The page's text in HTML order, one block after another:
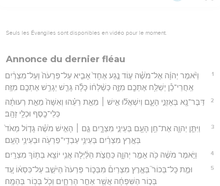
Seuls les Évangiles sont disponibles en vidéo pour le moment.
Annonce du dernier fléau
1
וַיֹּ֨אמֶר יְהוָ֜ה אֶל־מֹשֶׁ֗ה ע֣וֹד נֶ֤גַע אֶחָד֙ אָבִ֤יא עַל־פַּרְעֹה֙ וְעַל־מִצְרַ֔יִם
אַֽחֲרֵי־כֵ֕ן יְשַׁלַּ֥ח אֶתְכֶ֖ם מִזֶּ֑ה כְּשַׁ֨לְּח֔וֹ כָּלָ֕ה גָּרֵ֛שׁ יְגָרֵ֥שׁ אֶתְכֶ֖ם מִזֶּֽה׃
2
דַּבֶּר־נָ֖א בְּאָזְנֵ֣י הָעָ֑ם וְיִשְׁאֲל֞וּ אִ֣ישׁ ׀ מֵאֵ֣ת רֵעֵ֗הוּ וְאִשָּׁה֙ מֵאֵ֣ת רְעוּתָ֔הּ
כְּלֵי־כֶ֖סֶף וּכְלֵ֥י זָהָֽב׃
3
וַיִּתֵּ֧ן יְהוָ֛ה אֶת־חֵ֥ן הָעָ֖ם בְּעֵינֵ֣י מִצְרָ֑יִם גַּ֣ם ׀ הָאִ֣ישׁ מֹשֶׁ֗ה גָּד֤וֹל מְאֹד֙
בְּאֶ֣רֶץ מִצְרַ֔יִם בְּעֵינֵ֥י עַבְדֵֽי־פַרְעֹ֖ה וּבְעֵינֵ֥י הָעָֽם׃
4 וַיֹּ֣אמֶר מֹשֶׁ֔ה כֹּ֖ה אָמַ֣ר יְהוָ֑ה כַּחֲצֹ֣ת הַלַּ֔יְלָה אֲנִ֥י יוֹצֵ֖א בְּת֥וֹךְ מִצְרָֽיִם׃
5
וּמֵ֣ת כָּל־בְּכוֹר֮ בְּאֶ֣רֶץ מִצְרַיִם֒ מִבְּכ֤וֹר פַּרְעֹה֙ הַיֹּשֵׁ֣ב עַל־כִּסְא֔וֹ עַ֚ד
בְּכ֣וֹר הַשִּׁפְחָ֔ה אֲשֶׁ֖ר אַחַ֣ר הָרֵחָ֑יִם וְכֹ֖ל בְּכ֥וֹר בְּהֵמָֽה׃